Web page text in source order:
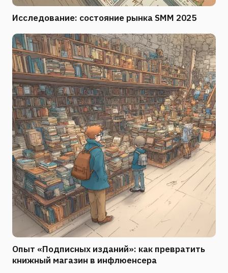
Исследование: состояние рынка SMM 2025
Опыт «Подписных изданий»: как превратить
книжный магазин в инфлюенсера